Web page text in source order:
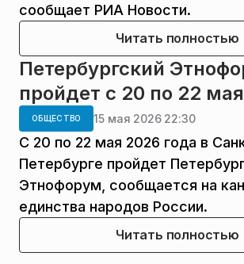
сообщает РИА Новости.
Читать полностью
Петербургский
пройдет с 20 по 22 мая
ОБЩЕСТВО 15 мая 2026 22:30
С 20 по 22 мая 2026 года в
Петербурге пройдет
Этнофорум, сообщается на
единства народов России.
Читать полностью